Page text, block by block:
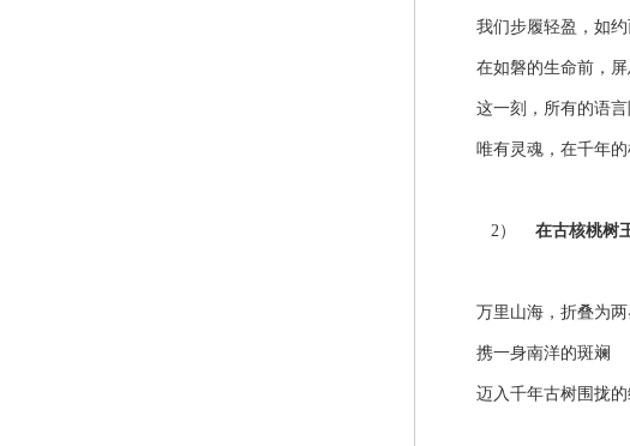
我们步履轻盈，如约
在如磐的生命前，屏
这一刻，所有的语言
唯有灵魂，在千年的
2） 在古核桃树
万里山海，折叠为两
携一身南洋的斑斓
迈入千年古树围拢的